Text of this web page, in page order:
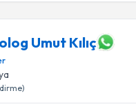
Umut Kılıç